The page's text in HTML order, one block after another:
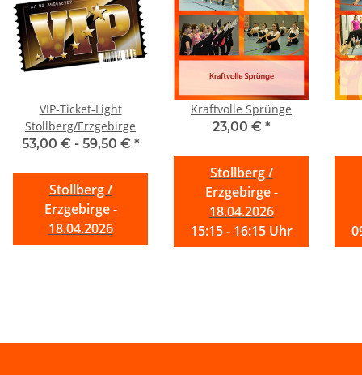
VIP-Ticket-Light
Stollberg/Erzgebirge
53,00 € - 59,50 € *
Stollberg /
Erzgebirge -
18.04.2026
Kraftvolle Sprünge
23,00 € *
Stollberg /
Erzgebirge -
18.04.2026
15:15 - 16:15 Uhr